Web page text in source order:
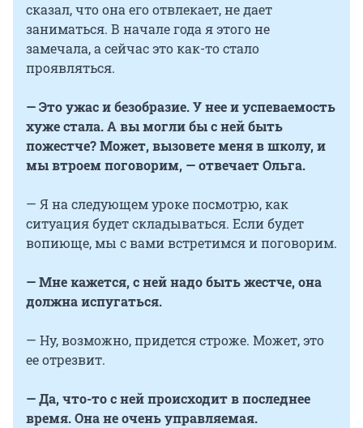
сказал, что она его отвлекает, не дает
заниматься. В начале года я этого не
замечала, а сейчас это как-то стало
проявляться.
— Это ужас и безобразие. У нее и успеваемость
хуже стала. А вы могли бы с ней быть
пожестче? Может, вызовете меня в школу, и
мы втроем поговорим, — отвечает Ольга.
— Я на следующем уроке посмотрю, как
ситуация будет складываться. Если будет
вопиюще, мы с вами встретимся и поговорим.
— Мне кажется, с ней надо быть жестче, она
должна испугаться.
— Ну, возможно, придется строже. Может, это
ее отрезвит.
— Да, что-то с ней происходит в последнее
время. Она не очень управляемая.